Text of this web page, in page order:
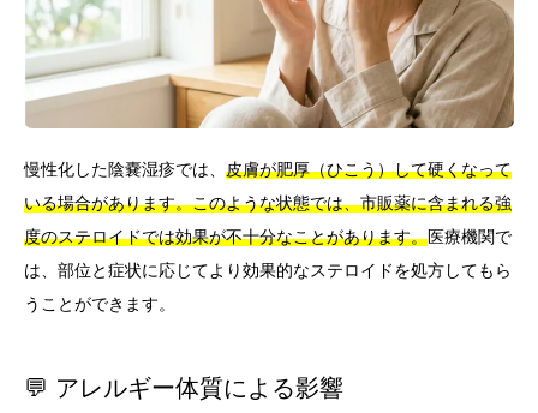
慢性化した陰嚢湿疹では、 皮膚が肥厚（ひこう）して硬くなって
いる場合があります。このような状態では、市販薬に含まれる強
度のステロイドでは効果が不十分なことがあります。医療機関で
は、部位と症状に応じてより効果的なステロイドを処方してもら
うことができます。
💬 アレルギー体質による影響